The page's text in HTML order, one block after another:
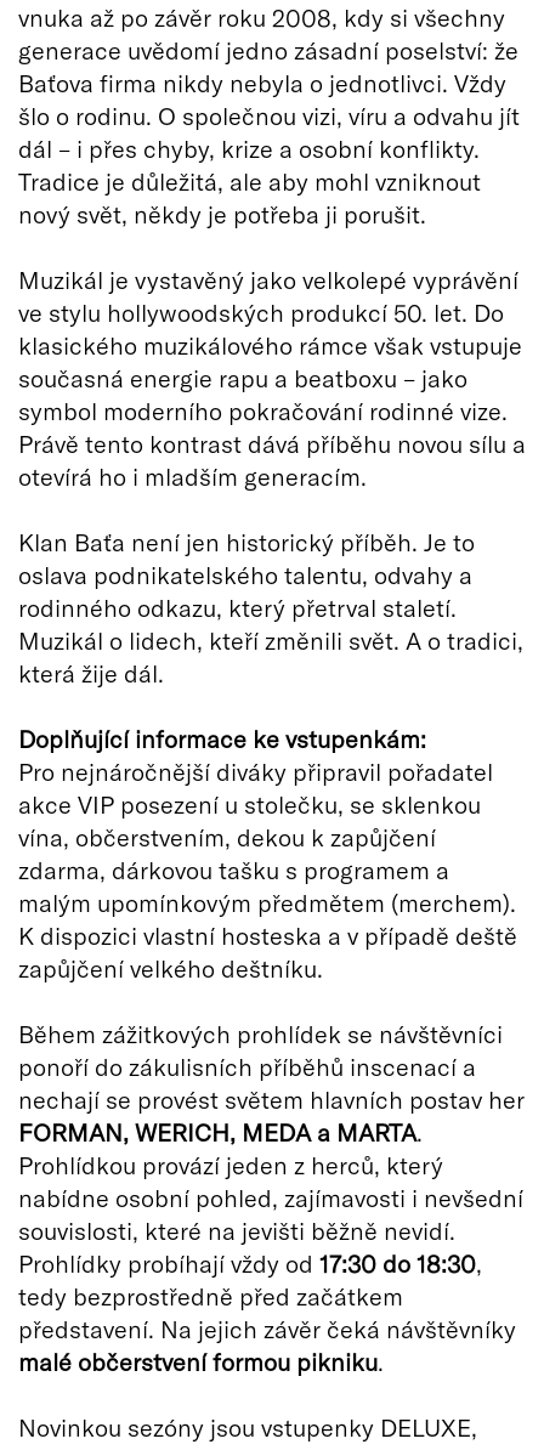
vnuka až po závěr roku 2008, kdy si všechny
generace uvědomí jedno zásadní poselství: že
Baťova firma nikdy nebyla o jednotlivci. Vždy
šlo o rodinu. O společnou vizi, víru a odvahu jít
dál – i přes chyby, krize a osobní konflikty.
Tradice je důležitá, ale aby mohl vzniknout
nový svět, někdy je potřeba ji porušit.
Muzikál je vystavěný jako velkolepé vyprávění
ve stylu hollywoodských produkcí 50. let. Do
klasického muzikálového rámce však vstupuje
současná energie rapu a beatboxu – jako
symbol moderního pokračování rodinné vize.
Právě tento kontrast dává příběhu novou sílu a
otevírá ho i mladším generacím.
Klan Baťa není jen historický příběh. Je to
oslava podnikatelského talentu, odvahy a
rodinného odkazu, který přetrval staletí.
Muzikál o lidech, kteří změnili svět. A o tradici,
která žije dál.
Doplňující informace ke vstupenkám:
Pro nejnáročnější diváky připravil pořadatel
akce VIP posezení u stolečku, se sklenkou
vína, občerstvením, dekou k zapůjčení
zdarma, dárkovou tašku s programem a
malým upomínkovým předmětem (merchem).
K dispozici vlastní hosteska a v případě deště
zapůjčení velkého deštníku.
Během zážitkových prohlídek se návštěvníci
ponoří do zákulisních příběhů inscenací a
nechají se provést světem hlavních postav her
FORMAN, WERICH, MEDA a MARTA.
Prohlídkou provází jeden z herců, který
nabídne osobní pohled, zajímavosti i nevšední
souvislosti, které na jevišti běžně nevidí.
Prohlídky probíhají vždy od 17:30 do 18:30,
tedy bezprostředně před začátkem
představení. Na jejich závěr čeká návštěvníky
malé občerstvení formou pikniku.
Novinkou sezóny jsou vstupenky DELUXE,